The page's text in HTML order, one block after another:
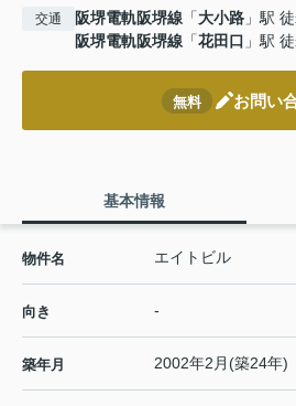
交通 阪堺電軌阪堺線 「大小路 」駅
阪堺電軌阪堺線 「花田口 」駅
無料 お問い
基本情報
物件名 エイトビル
向き -
築年月 2002年2月(築24年)